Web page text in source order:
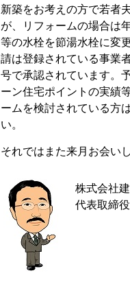
新築をお考えの方で若者
が、リフォームの場合は
等の水栓を節湯水栓に変
請は登録されている事業
号で承認されています。
ーン住宅ポイントの実績
ームを検討されている方
い。
それではまた来月お会い
株式会社
代表取締